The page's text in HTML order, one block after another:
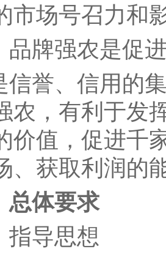
市场号召力和
品牌强农是促
信誉、信用的
农，有利于发
价值，促进千
、获取利润的
体要求
指导思想